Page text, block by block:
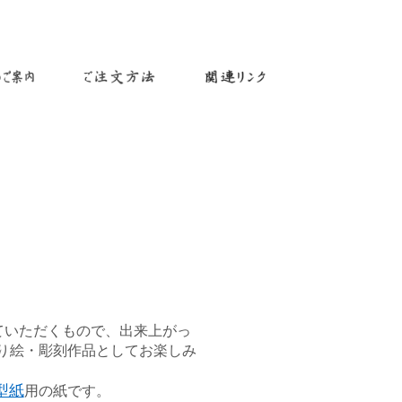
ただくもので、出来上がっ
絵・彫刻作品としてお楽しみ
紙用の紙です。